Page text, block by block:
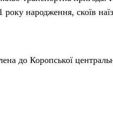
народження, скоїв
до Коропської